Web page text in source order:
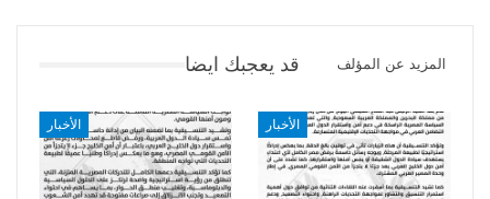
قد يعجبك ايضا المزيد عن المؤلف
الأخبار الأخبار